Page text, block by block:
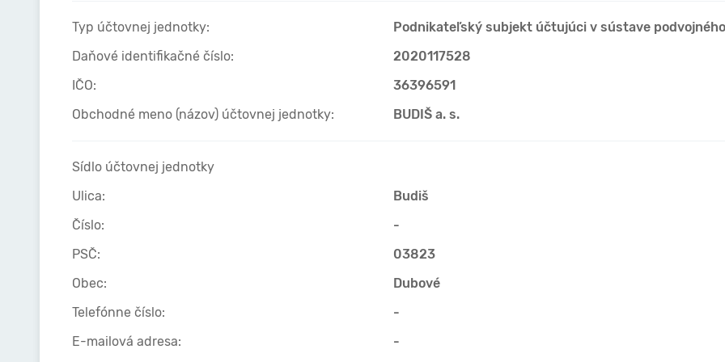
Typ účtovnej jednotky:
Podnikateľský subjekt účtujúci v sústave
Daňové identifikačné číslo:
2020117528
IČO:
36396591
Obchodné meno (názov) účtovnej jednotky:
BUDIŠ a. s.
Sídlo účtovnej jednotky
Ulica:
Budiš
Číslo:
-
PSČ:
03823
Obec:
Dubové
Telefónne číslo:
-
E-mailová adresa:
-